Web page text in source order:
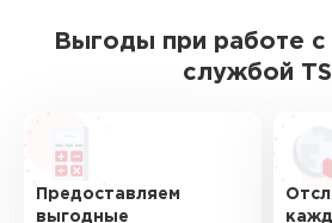
Выгоды при работе с
службой
Предоставляем
выгодные